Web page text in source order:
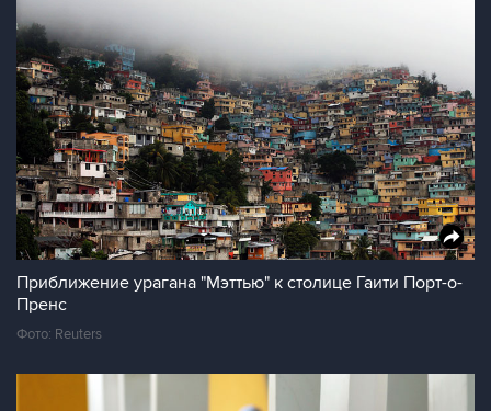
Приближение урагана "Мэттью" к столице Гаити Порт-о-
Пренс
Фото: Reuters